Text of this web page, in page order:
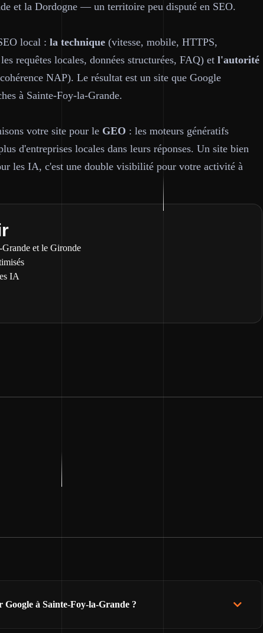
et la Dordogne — un territoire peu disputé en SEO.
local : la technique (vitesse, mobile, HTTPS,
requêtes locales, données structurées, FAQ) et l'autorité
NAP). Le résultat est un site que Google
à Sainte-Foy-la-Grande.
votre site pour le GEO : les moteurs génératifs
d'entreprises locales dans leurs réponses. Un site bien
les IA, c'est une double visibilité pour votre activité à
et le Gironde
IA
à Sainte-Foy-la-Grande ?